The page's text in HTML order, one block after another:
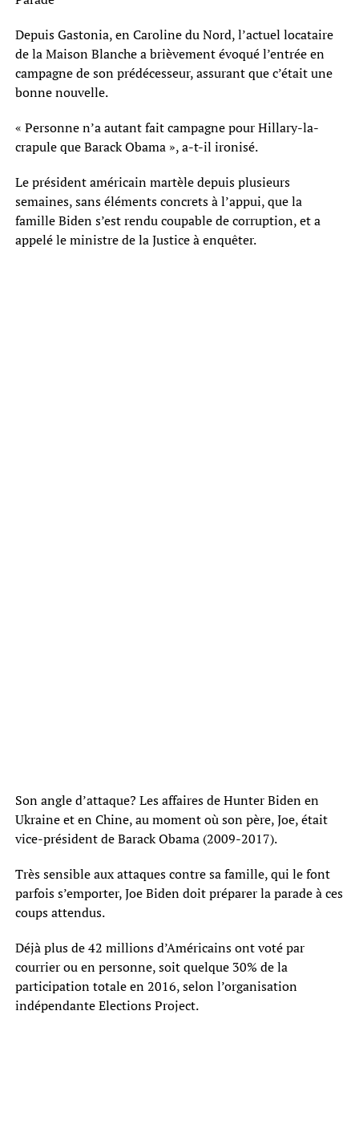
Depuis Gastonia, en Caroline du Nord, l’actuel locataire
de la Maison Blanche a brièvement évoqué l’entrée en
campagne de son prédécesseur, assurant que c’était une
bonne nouvelle.
« Personne n’a autant fait campagne pour Hillary-la-
crapule que Barack Obama », a-t-il ironisé.
Le président américain martèle depuis plusieurs
semaines, sans éléments concrets à l’appui, que la
famille Biden s’est rendu coupable de corruption, et a
appelé le ministre de la Justice à enquêter.
Son angle d’attaque? Les affaires de Hunter Biden en
Ukraine et en Chine, au moment où son père, Joe, était
vice-président de Barack Obama (2009-2017).
Très sensible aux attaques contre sa famille, qui le font
parfois s’emporter, Joe Biden doit préparer la parade à ces
coups attendus.
Déjà plus de 42 millions d’Américains ont voté par
courrier ou en personne, soit quelque 30% de la
participation totale en 2016, selon l’organisation
indépendante Elections Project.